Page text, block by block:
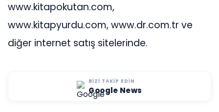
www.kitapokutan.com,
www.kitapyurdu.com, www.dr.com.tr ve
diğer internet satış sitelerinde.
BIZI TAKIP EDIN
Google News